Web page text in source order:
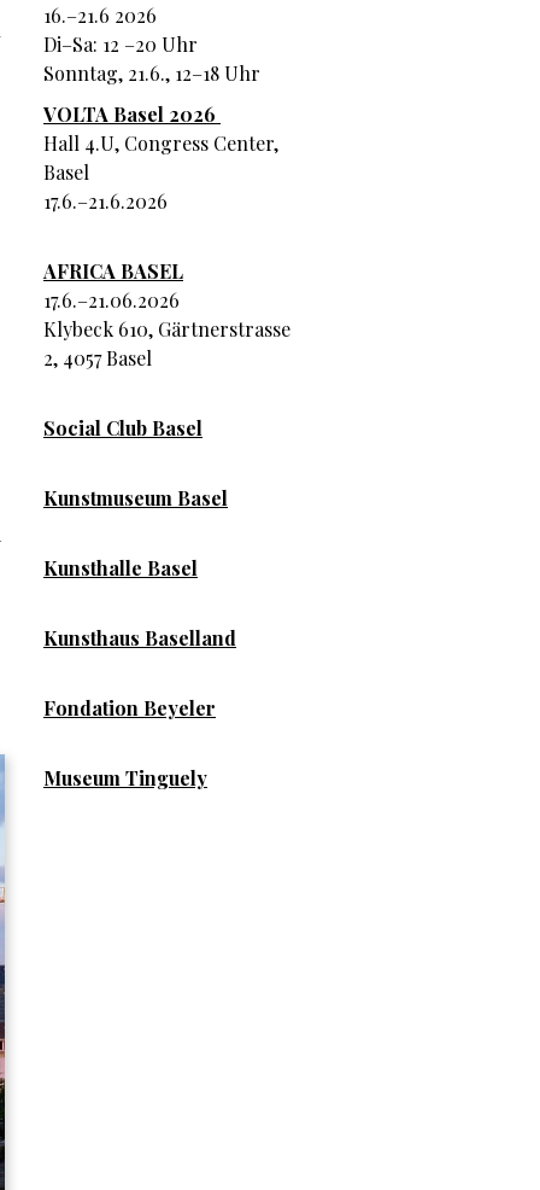
16.–21.6 2026
Di–Sa: 12 –20 Uhr
Sonntag, 21.6., 12–18 Uhr
VOLTA Basel 2026
Hall 4.U, Congress Center,
Basel
17.6.–21.6.2026
AFRICA BASEL
17.6.–21.06.2026
Klybeck 610, Gärtnerstrasse
2, 4057 Basel
Social Club Basel
Kunstmuseum Basel
Kunsthalle Basel
Kunsthaus Baselland
Fondation Beyeler
Museum Tinguely